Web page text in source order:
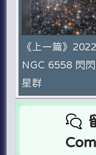
《上一篇》
NGC 6558 閃
星群